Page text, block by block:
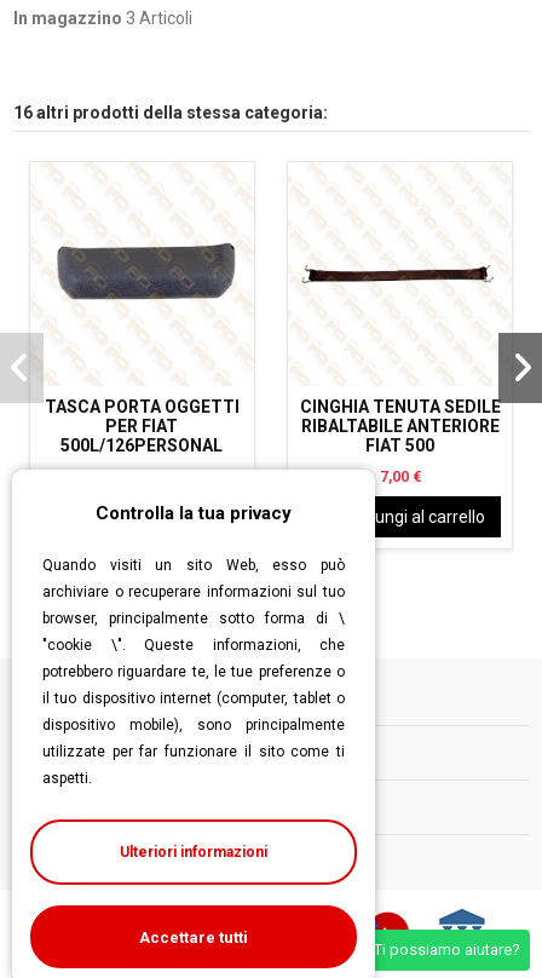
In magazzino 3 Articoli
16 altri prodotti della stessa categoria:
TASCA PORTA OGGETTI
PER FIAT
500L/126PERSONAL
Aggiungi al carrello
CINGHIA TENUTA SEDILE
RIBALTABILE ANTERIORE
FIAT 500
7,00 €
Aggiungi al carrello
Informazioni
Follow us
Ti possiamo aiutare?
Controlla la tua privacy
Quando visiti un sito Web, esso può
archiviare o recuperare informazioni sul tuo
browser, principalmente sotto forma di \
"cookie \". Queste informazioni, che
potrebbero riguardare te, le tue preferenze o
il tuo dispositivo internet (computer, tablet o
dispositivo mobile), sono principalmente
utilizzate per far funzionare il sito come ti
aspetti.
Ulteriori informazioni
Accettare tutti